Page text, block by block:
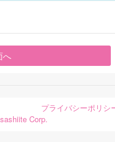
へ
プライバシーポリシ
Corp.